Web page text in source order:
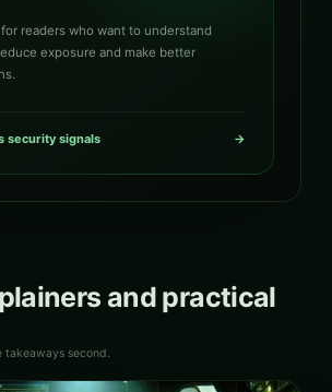
readers who want to understand
exposure and make better
security signals →
and practical
takeaways second.